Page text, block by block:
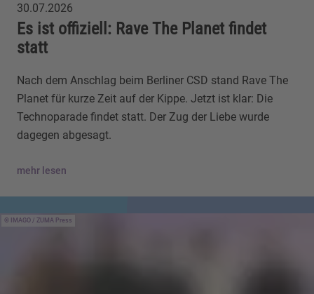
30.07.2026
Es ist offiziell: Rave The Planet findet
statt
Nach dem Anschlag beim Berliner CSD stand Rave The
Planet für kurze Zeit auf der Kippe. Jetzt ist klar: Die
Technoparade findet statt. Der Zug der Liebe wurde
dagegen abgesagt.
mehr lesen
IMAGO / ZUMA Press